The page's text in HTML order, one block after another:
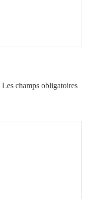
Les champs obligatoires